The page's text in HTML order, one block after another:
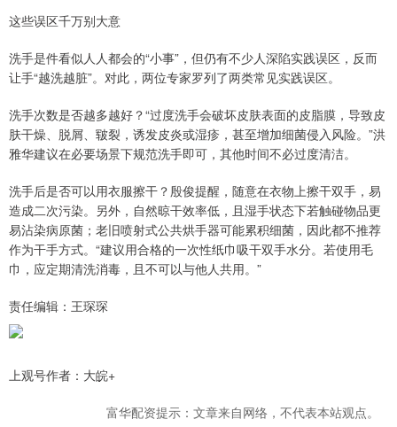
这些误区千万别大意
洗手是件看似人人都会的“小事”，但仍有不少人深陷实践误区，反而
让手“越洗越脏”。对此，两位专家罗列了两类常见实践误区。
洗手次数是否越多越好？“过度洗手会破坏皮肤表面的皮脂膜，导致皮
肤干燥、脱屑、皲裂，诱发皮炎或湿疹，甚至增加细菌侵入风险。”洪
雅华建议在必要场景下规范洗手即可，其他时间不必过度清洁。
洗手后是否可以用衣服擦干？殷俊提醒，随意在衣物上擦干双手，易
造成二次污染。另外，自然晾干效率低，且湿手状态下若触碰物品更
易沾染病原菌；老旧喷射式公共烘手器可能累积细菌，因此都不推荐
作为干手方式。“建议用合格的一次性纸巾吸干双手水分。若使用毛
巾，应定期清洗消毒，且不可以与他人共用。”
责任编辑：王琛琛
上观号作者：大皖+
富华配资提示：文章来自网络，不代表本站观点。